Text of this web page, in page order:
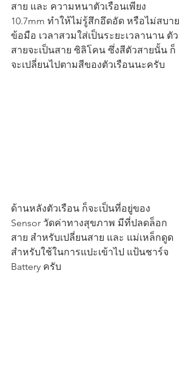
สาย และ ความหนาตัวเรือนเพียง
10.7mm ทำให้ไม่รู้สึกอึดอัด หรือไม่สบาย
ข้อมือ เวลาสวมใส่เป็นระยะเวลานาน ตัว
สายจะเป็นสาย ซิลิโคน ซึ่งสีตัวสายนั้น ก็
จะเปลี่ยนไปตามสีของตัวเรือนนะครับ
ด้านหลังตัวเรือน ก็จะเป็นที่อยู่ของ
Sensor วัดค่าทางสุขภาพ มีที่ปลดล็อก
สาย สำหรับเปลี่ยนสาย และ แม่เหล็กดูด
สำหรับใช้ในการแปะเข้าไป แป้นชาร์จ
Battery ครับ